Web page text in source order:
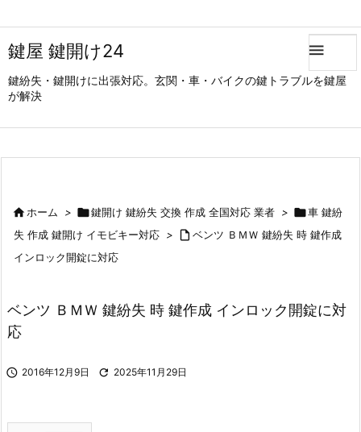
鍵屋 鍵開け24
鍵紛失・鍵開けに出張対応。玄関・車・バイクの鍵トラブルを鍵屋
が解決

ホーム > 鍵開け 鍵紛失 交換 作成 全国対応 業者 > 車 鍵紛
失 作成 鍵開け イモビキー対応 >  ベンツ ＢＭＷ 鍵紛失 時 鍵作成
インロック開錠に対応
ベンツ ＢＭＷ 鍵紛失 時 鍵作成 インロック開錠に対
応
 2016年12月9日  2025年11月29日